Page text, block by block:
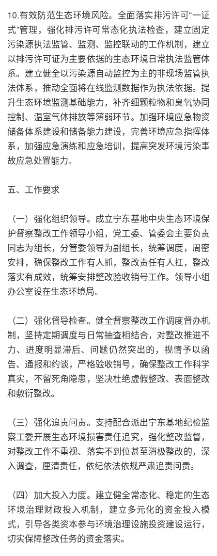
10.有效防范生态环境风险。全面落实排污许可“一证
式”管理，强化排污许可常态化执法检查，建立固定
污染源执法监管、监测、监控联动的工作机制，建立
以排污许可证为主要依据的生态环境日常执法监管体
系。建立健全以污染源自动监控为主的非现场监管执
法体系，推动全面将在线监测数据作为执法依据。提
升生态环境监测基础能力，补齐细颗粒物和臭氧协同
控制、温室气体排放等薄弱环节。加强环境应急物资
储备体系建设和储备能力建设，完善环境应急指挥体
系，加强应急演练和应急培训，提高突发环境污染事
故应急处置能力。
五、工作要求
（一）强化组织领导。成立宁东基地中央生态环境保
护督察整改工作领导小组，党工委、管委会主要负责
同志为组长，分管委领导为副组长，统筹调度，周密
安排，确保整改工作有人抓，整改责任有人扛，整改
落实有成效，统筹安排整改验收销号工作。领导小组
办公室设在生态环境局。
（二）强化督导检查。健全督察整改工作调度督办机
制，坚持定期调度与日常抽查相结合，对整改推进不
力、进度明显滞后、问题仍然突出的，视情予以函
告、通报和约谈，严格验收销号，确保整改工作科学
真实，不留死角隐患，坚决杜绝虚假整改、表面整改
和敷衍整改。
（三）强化追责问责。支持配合派出宁东基地纪检监
察工委开展生态环境损害责任追究，强化整改监督，
对整改工作不重视、落实不到位甚至消极整改的，深
入调查，厘清责任，依纪依法依规严肃追责问责。
（四）加大投入力度。建立健全常态化、稳定的生态
环境治理财政投入机制，建立多元化的资金投入模
式，引导各类资本参与环境治理设施投资建设运行，
切实保障整改任务的资金落实。